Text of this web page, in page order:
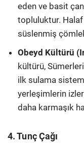
eden ve basit
topluluktur.
süslenmiş
Obeyd Kültürü
kültürü,
ilk sulama
yerleşimlerin
daha karmaşık
4. Tunç Çağı